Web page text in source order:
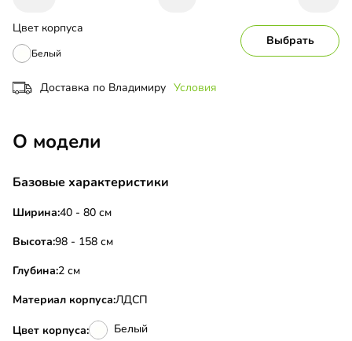
Цвет корпуса
Белый
Выбрать
Доставка по Владимиру Условия
О модели
Базовые характеристики
Ширина:40 - 80 см
Высота:98 - 158 см
Глубина:2 см
Материал корпуса:ЛДСП
Цвет корпуса: Белый